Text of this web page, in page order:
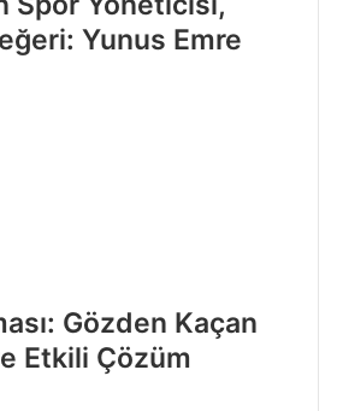
Yunus Emre
Gözden Kaçan
Etkili Çözüm